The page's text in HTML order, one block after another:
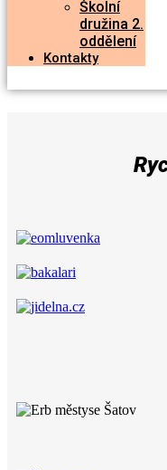
Školní
družina 2.
oddělení
Kontakty